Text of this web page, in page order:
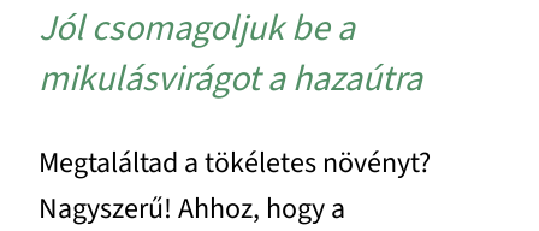
Jól csomagoljuk be a
mikulásvirágot a hazaútra
Megtaláltad a tökéletes növényt?
Nagyszerű! Ahhoz, hogy a